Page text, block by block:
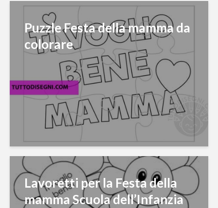
Puzzle Festa della mamma da
colorare
Lavoretti per la Festa della
mamma Scuola dell’Infanzia